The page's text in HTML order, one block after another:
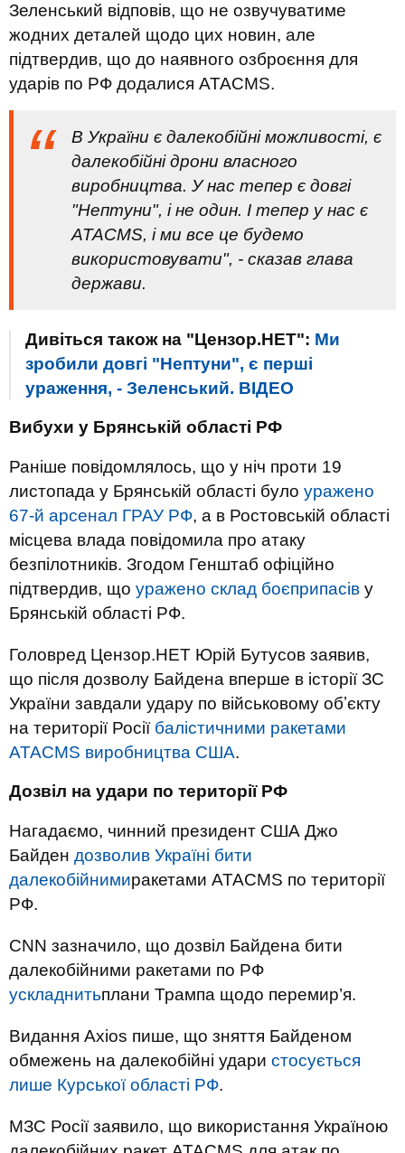
Зеленський відповів, що не озвучуватиме
жодних деталей щодо цих новин, але
підтвердив, що до наявного озброєння для
ударів по РФ додалися ATACMS.
В України є далекобійні можливості, є
далекобійні дрони власного
виробництва. У нас тепер є довгі
"Нептуни", і не один. І тепер у нас є
ATACMS, і ми все це будемо
використовувати", - сказав глава
держави.
Дивіться також на "Цензор.НЕТ": Ми
зробили довгі "Нептуни", є перші
ураження, - Зеленський. ВIДЕО
Вибухи у Брянській області РФ
Раніше повідомлялось, що у ніч проти 19
листопада у Брянській області було уражено
67-й арсенал ГРАУ РФ, а в Ростовській області
місцева влада повідомила про атаку
безпілотників. Згодом Генштаб офіційно
підтвердив, що уражено склад боєприпасів у
Брянській області РФ.
Головред Цензор.НЕТ Юрій Бутусов заявив,
що після дозволу Байдена вперше в історії ЗС
України завдали удару по військовому обʼєкту
на території Росії балістичними ракетами
ATACMS виробництва США.
Дозвіл на удари по території РФ
Нагадаємо, чинний президент США Джо
Байден дозволив Україні бити
далекобійнимиракетами ATACMS по території
РФ.
CNN зазначило, що дозвіл Байдена бити
далекобійними ракетами по РФ
ускладнитьплани Трампа щодо перемир’я.
Видання Axios пише, що зняття Байденом
обмежень на далекобійні удари стосується
лише Курської області РФ.
МЗС Росії заявило, що використання Україною